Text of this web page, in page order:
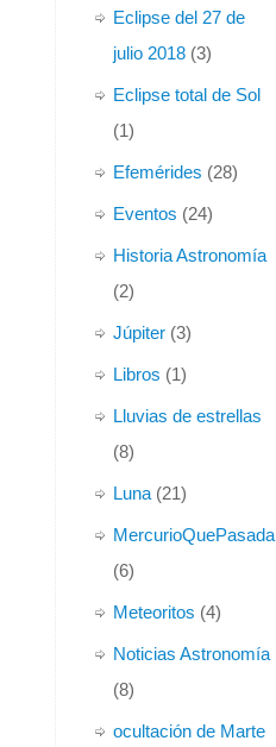
Eclipse del 27 de
julio 2018 (3)
Eclipse total de Sol
(1)
Efemérides (28)
Eventos (24)
Historia Astronomía
(2)
Júpiter (3)
Libros (1)
Lluvias de estrellas
(8)
Luna (21)
MercurioQuePasada
(6)
Meteoritos (4)
Noticias Astronomía
(8)
ocultación de Marte